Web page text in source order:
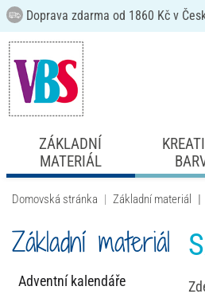
Doprava zdarma od 1860 Kč v
ZÁKLADNÍ
MATERIÁL
Domovská stránka Základní materiál
Základní materiál
Adventní kalendáře